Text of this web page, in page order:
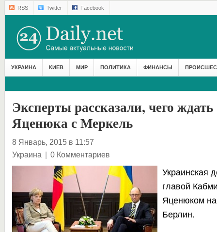
RSS Twitter Facebook
УКРАИНА КИЕВ МИР ПОЛИТИКА ФИНАНСЫ
Эксперты рассказали, чего ждать
Яценюка с Меркель
8 Январь, 2015 в 11:57
Украина | 0 Комментариев
Украинская
главой
Яценюком
Берлин.